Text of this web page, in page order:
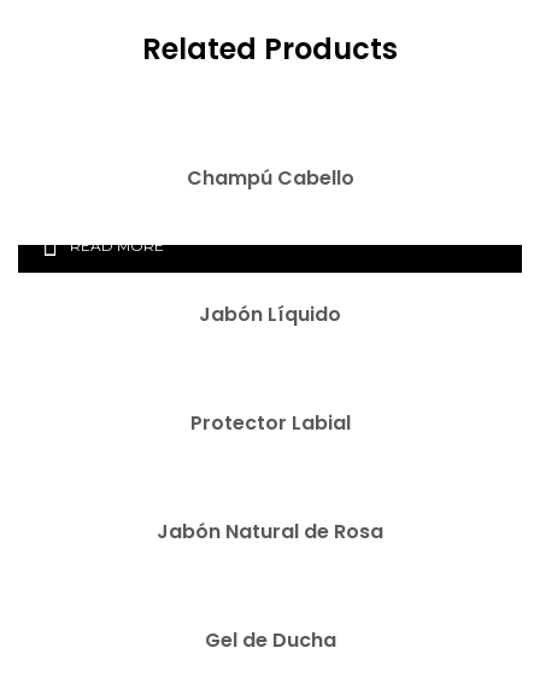
Related Products
Champú Cabello
READ MORE
Jabón Líquido
Protector Labial
Jabón Natural de Rosa
Gel de Ducha